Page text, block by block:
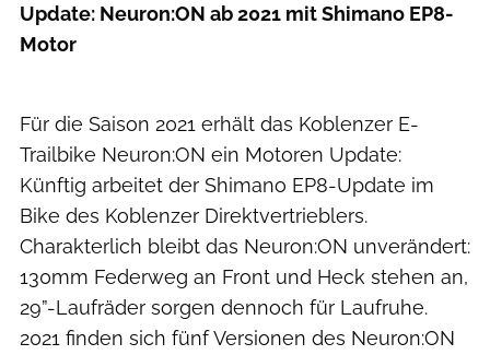
Update: Neuron:ON ab 2021 mit Shimano EP8-
Motor
Für die Saison 2021 erhält das Koblenzer E-
Trailbike Neuron:ON ein Motoren Update:
Künftig arbeitet der Shimano EP8-Update im
Bike des Koblenzer Direktvertrieblers.
Charakterlich bleibt das Neuron:ON unverändert:
130mm Federweg an Front und Heck stehen an,
29”-Laufräder sorgen dennoch für Laufruhe.
2021 finden sich fünf Versionen des Neuron:ON